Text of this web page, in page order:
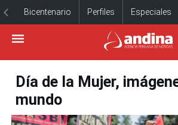
Bicentenario Perfiles Especiales
Día de la Mujer,
mundo